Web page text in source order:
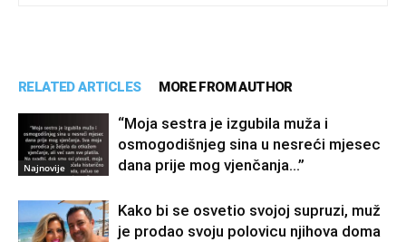
RELATED ARTICLES MORE FROM AUTHOR
Najnovije
“Moja sestra je izgubila muža i
osmogodišnjeg sina u nesreći mjesec
dana prije mog vjenčanja…”
Kako bi se osvetio svojoj supruzi, muž
je prodao svoju polovicu njihova doma